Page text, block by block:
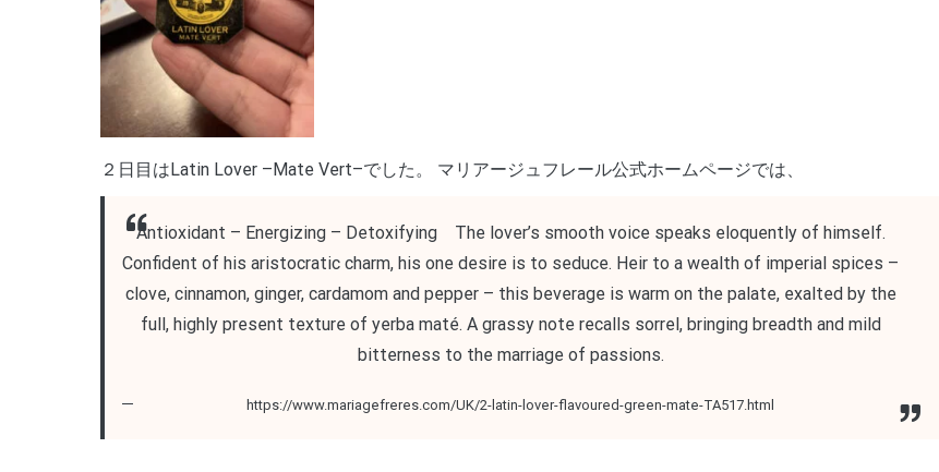
２日目はLatin Lover –Mate Vert–でした。 マリアージュフレール公式ホームページでは、
Antioxidant – Energizing – Detoxifying The lover’s smooth voice speaks eloquently of himself.
Confident of his aristocratic charm, his one desire is to seduce. Heir to a wealth of imperial spices –
clove, cinnamon, ginger, cardamom and pepper – this beverage is warm on the palate, exalted by the
full, highly present texture of yerba maté. A grassy note recalls sorrel, bringing breadth and mild
bitterness to the marriage of passions.
https://www.mariagefreres.com/UK/2-latin-lover-flavoured-green-mate-TA517.html